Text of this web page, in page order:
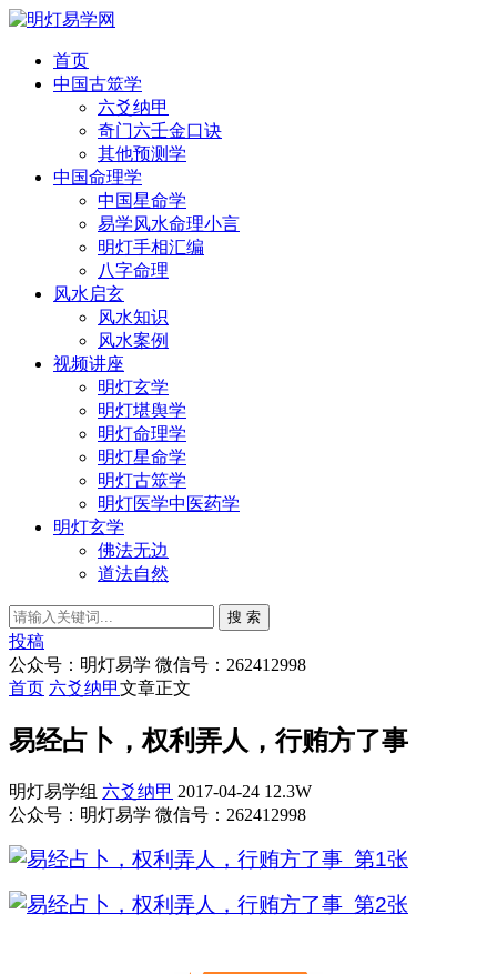
首页
中国古筮学
六爻纳甲
奇门六壬金口诀
其他预测学
中国命理学
中国星命学
易学风水命理小言
明灯手相汇编
八字命理
风水启玄
风水知识
风水案例
视频讲座
明灯玄学
明灯堪舆学
明灯命理学
明灯星命学
明灯古筮学
明灯医学中医药学
明灯玄学
佛法无边
道法自然
搜 索
投稿
公众号：明灯易学 微信号：262412998
首页 六爻纳甲文章正文
易经占卜，权利弄人，行贿方了事
明灯易学组 六爻纳甲 2017-04-24 12.3W
公众号：明灯易学 微信号：262412998